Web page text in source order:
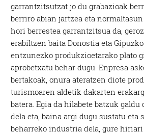
garrantzitsutzat jo du grabazioak
berriro abian jartzea eta
hori berrestea garrantzitsua da,
erabiltzen baita Donostia eta
entzunezko produkzioetarako plato
aprobetxatu behar dugu. Enpresa
bertakoak, onura ateratzen diote
turismoaren aldetik dakarten
batera. Egia da hilabete batzuk
dela eta, baina argi dugu sustatu eta
beharreko industria dela, gure